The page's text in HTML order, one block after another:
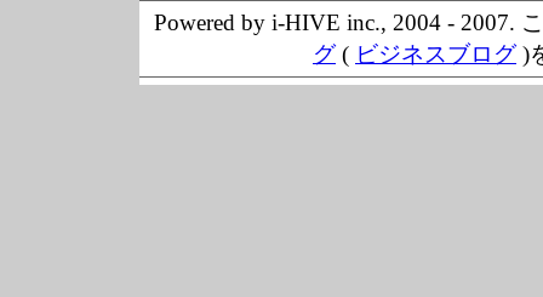
Powered by i-HIVE inc., 2004 - 2007.
グ( ビジネスブログ)